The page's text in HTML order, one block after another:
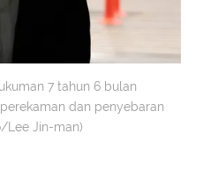
7 tahun 6 bulan
dan penyebaran
Lee Jin-man)